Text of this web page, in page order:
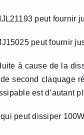
peut fournir
peut fournir
à cause de la
second claquage
est d’autant
peut dissiper